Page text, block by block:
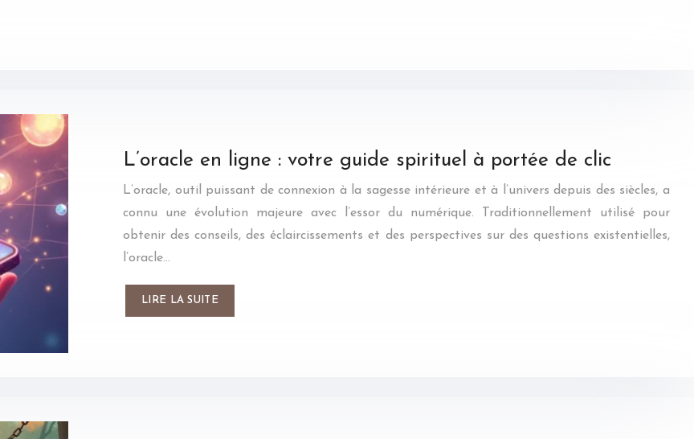
L’oracle en ligne : votre guide spirituel à portée de clic
L’oracle, outil puissant de connexion à la sagesse intérieure et à l’univers depuis des siècles, a
connu une évolution majeure avec l’essor du numérique. Traditionnellement utilisé pour
obtenir des conseils, des éclaircissements et des perspectives sur des questions existentielles,
l’oracle…
LIRE LA SUITE